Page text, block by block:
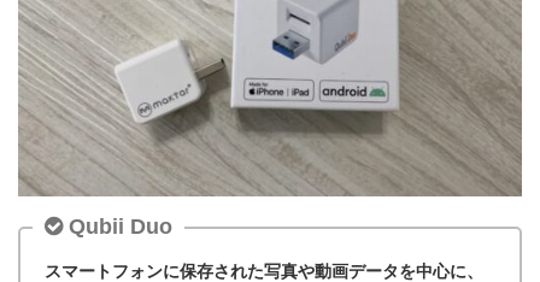
Qubii Duo
スマートフォンに保存された写真や動画データを中心に、